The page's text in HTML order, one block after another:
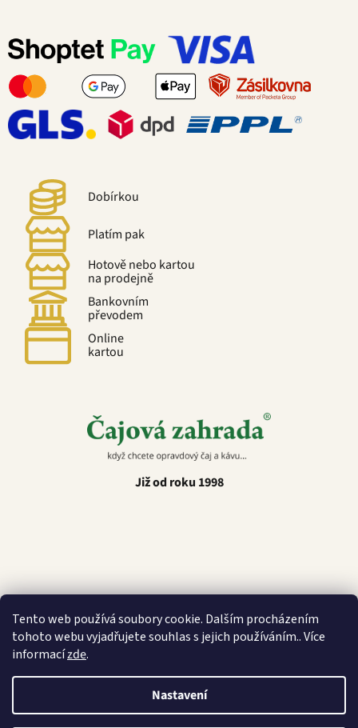
Tento web používá soubory cookie. Dalším procházením
tohoto webu vyjadřujete souhlas s jejich používáním.. Více
informacízde.
Nastavení
Dobírkou
Platím pak
Hotově nebo kartou
na prodejně
Bankovním
převodem
Online
kartou
Již od roku 1998
Latino Café
Vytvořil Shoptet